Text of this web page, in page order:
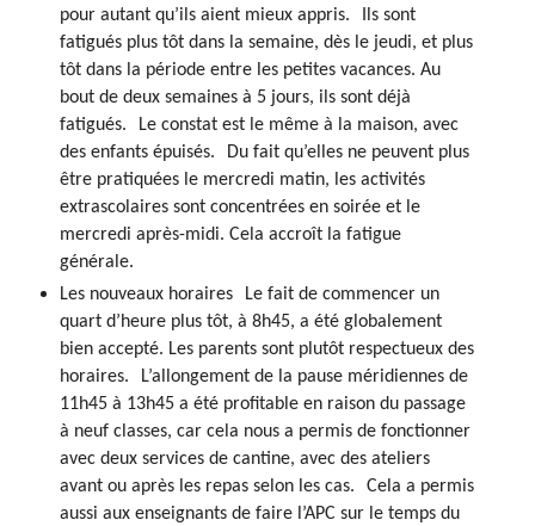
pour autant qu’ils aient mieux appris. Ils sont
fatigués plus tôt dans la semaine, dès le jeudi, et plus
tôt dans la période entre les petites vacances. Au
bout de deux semaines à 5 jours, ils sont déjà
fatigués. Le constat est le même à la maison, avec
des enfants épuisés. Du fait qu’elles ne peuvent plus
être pratiquées le mercredi matin, les activités
extrascolaires sont concentrées en soirée et le
mercredi après-midi. Cela accroît la fatigue
générale.
Les nouveaux horaires Le fait de commencer un
quart d’heure plus tôt, à 8h45, a été globalement
bien accepté. Les parents sont plutôt respectueux des
horaires. L’allongement de la pause méridiennes de
11h45 à 13h45 a été profitable en raison du passage
à neuf classes, car cela nous a permis de fonctionner
avec deux services de cantine, avec des ateliers
avant ou après les repas selon les cas. Cela a permis
aussi aux enseignants de faire l’APC sur le temps du